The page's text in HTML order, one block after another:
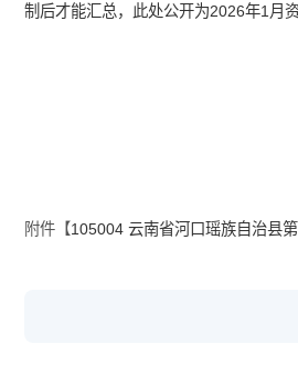
制后才能汇总，此处公开为2026年1月资
附件【105004 云南省河口瑶族自治县